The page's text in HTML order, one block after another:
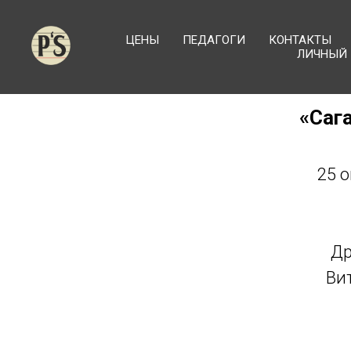
ЦЕНЫ ПЕДАГОГИ
КОНТАКТЫ
ЛИЧНЫЙ
25